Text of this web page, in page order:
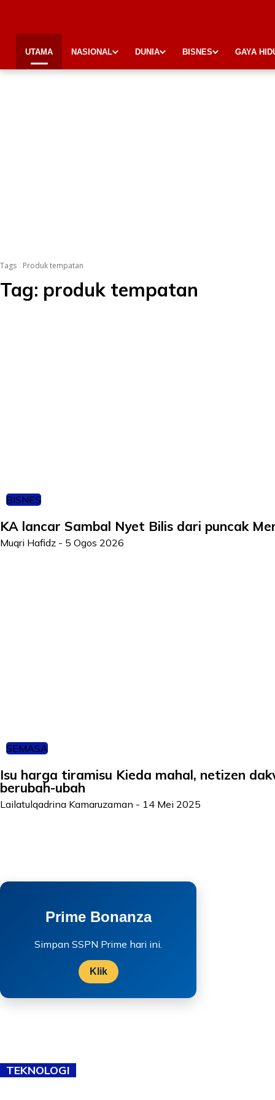
UTAMA NASIONAL DUNIA BISNES GAYA
Tags Produk tempatan
Tag: produk tempatan
BISNES
KA lancar Sambal Nyet Bilis dari puncak
Muqri Hafidz - 5 Ogos 2026
SEMASA
Isu harga tiramisu Kieda mahal, netizen
berubah-ubah
Lailatulqadrina Kamaruzaman - 14 Mei 2025
Prime Bonanza
Simpan SSPN Prime hari ini.
Klik
TEKNOLOGI